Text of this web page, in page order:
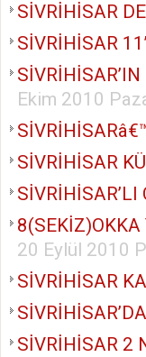
SİVRİHİSAR
SİVRİHİSAR
Ekim 2010
SİVRİHİSAR
SİVRİHİSAR’LI
8(SEKİZ)OKKA
20 Eylül 2010
SİVRİHİSAR
SİVRİHİSAR 2